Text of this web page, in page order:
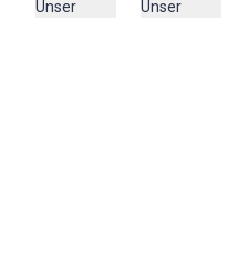
Unser
Unser